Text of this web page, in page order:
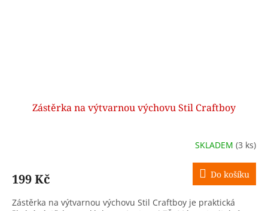
Zástěrka na výtvarnou výchovu Stil Craftboy
SKLADEM (3 ks)
199 Kč Do košíku
Zástěrka na výtvarnou výchovu Stil Craftboy je praktická